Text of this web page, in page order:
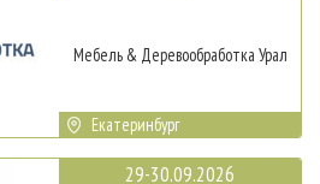
Мебель & Деревообработка Урал
Екатеринбург
29-30.09.2026